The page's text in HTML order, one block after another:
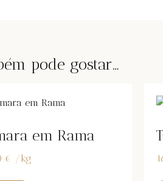
pode gostar…
em Rama
€ /kg